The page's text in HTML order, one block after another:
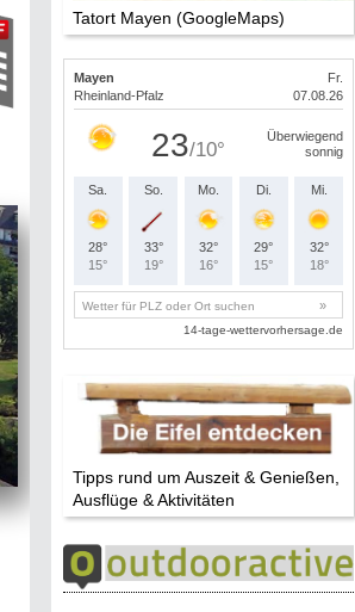
Tatort Mayen (GoogleMaps)
Tipps rund um Auszeit & Genießen,
Ausflüge & Aktivitäten